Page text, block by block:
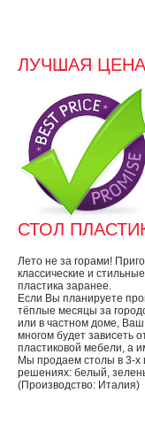
ЛУЧШАЯ ЦЕНА
СТОЛ
Лето не за горами!
классические и
пластика заранее.
Если Вы планируете
тёплые месяцы за
или в частном доме,
многом будет зависеть
пластиковой мебели, а
Мы продаем столы в 3-х
решениях: белый,
(Производство: Италия)